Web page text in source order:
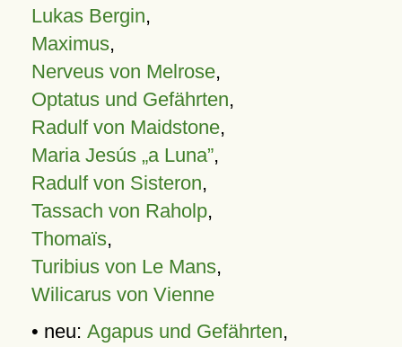
Lukas Bergin,
Maximus,
Nerveus von Melrose,
Optatus und Gefährten,
Radulf von Maidstone,
Maria Jesús „a Luna”,
Radulf von Sisteron,
Tassach von Raholp,
Thomaïs,
Turibius von Le Mans,
Wilicarus von Vienne
• neu: Agapus und Gefährten,